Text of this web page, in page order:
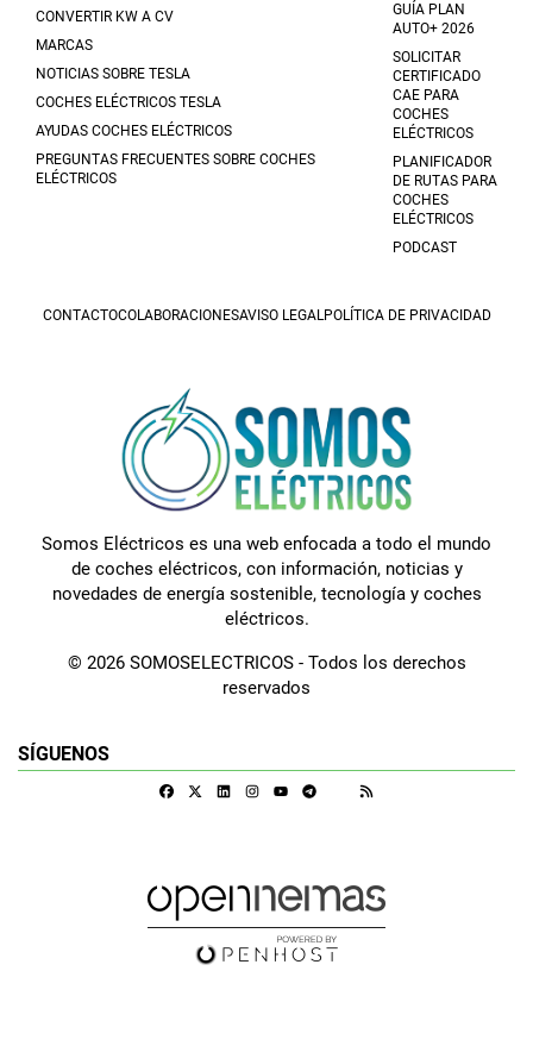
CONVERTIR KW A CV
MARCAS
NOTICIAS SOBRE TESLA
COCHES ELÉCTRICOS TESLA
AYUDAS COCHES ELÉCTRICOS
PREGUNTAS FRECUENTES SOBRE COCHES
ELÉCTRICOS
GUÍA PLAN
AUTO+ 2026
SOLICITAR
CERTIFICADO
CAE PARA
COCHES
ELÉCTRICOS
PLANIFICADOR
DE RUTAS PARA
COCHES
ELÉCTRICOS
PODCAST
CONTACTOCOLABORACIONESAVISO LEGALPOLÍTICA DE PRIVACIDAD
Somos Eléctricos es una web enfocada a todo el mundo
de coches eléctricos, con información, noticias y
novedades de energía sostenible, tecnología y coches
eléctricos.
© 2026 SOMOSELECTRICOS - Todos los derechos
reservados
SÍGUENOS
FacebookLinkedinInstagramTelegram
Google Discover